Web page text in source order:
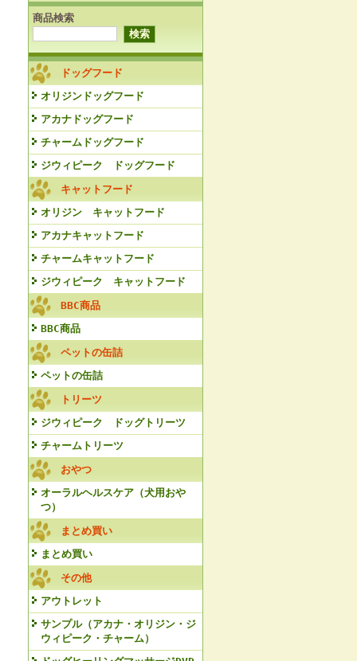
商品検索
ドッグフード
オリジンドッグフード
アカナドッグフード
チャームドッグフード
ジウィピーク ドッグフード
キャットフード
オリジン キャットフード
アカナキャットフード
チャームキャットフード
ジウィピーク キャットフード
BBC商品
BBC商品
ペットの缶詰
ペットの缶詰
トリーツ
ジウィピーク ドッグトリーツ
チャームトリーツ
おやつ
オーラルヘルスケア（犬用おや
つ）
まとめ買い
まとめ買い
その他
アウトレット
サンプル（アカナ・オリジン・ジ
ウィピーク・チャーム）